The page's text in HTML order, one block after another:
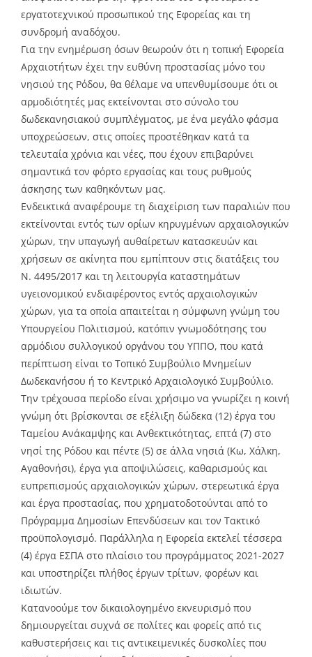
εργατοτεχνικού προσωπικού της Εφορείας και τη
συνδρομή αναδόχου.
Για την ενημέρωση όσων θεωρούν ότι η τοπική Εφορεία
Αρχαιοτήτων έχει την ευθύνη προστασίας μόνο του
νησιού της Ρόδου, θα θέλαμε να υπενθυμίσουμε ότι οι
αρμοδιότητές μας εκτείνονται στο σύνολο του
δωδεκανησιακού συμπλέγματος, με ένα μεγάλο φάσμα
υποχρεώσεων, στις οποίες προστέθηκαν κατά τα
τελευταία χρόνια και νέες, που έχουν επιβαρύνει
σημαντικά τον φόρτο εργασίας και τους ρυθμούς
άσκησης των καθηκόντων μας.
Ενδεικτικά αναφέρουμε τη διαχείριση των παραλιών που
εκτείνονται εντός των ορίων κηρυγμένων αρχαιολογικών
χώρων, την υπαγωγή αυθαίρετων κατασκευών και
χρήσεων σε ακίνητα που εμπίπτουν στις διατάξεις του
Ν. 4495/2017 και τη λειτουργία καταστημάτων
υγειονομικού ενδιαφέροντος εντός αρχαιολογικών
χώρων, για τα οποία απαιτείται η σύμφωνη γνώμη του
Υπουργείου Πολιτισμού, κατόπιν γνωμοδότησης του
αρμόδιου συλλογικού οργάνου του ΥΠΠΟ, που κατά
περίπτωση είναι το Τοπικό Συμβούλιο Μνημείων
Δωδεκανήσου ή το Κεντρικό Αρχαιολογικό Συμβούλιο.
Την τρέχουσα περίοδο είναι χρήσιμο να γνωρίζει η κοινή
γνώμη ότι βρίσκονται σε εξέλιξη δώδεκα (12) έργα του
Ταμείου Ανάκαμψης και Ανθεκτικότητας, επτά (7) στο
νησί της Ρόδου και πέντε (5) σε άλλα νησιά (Κω, Χάλκη,
Αγαθονήσι), έργα για αποψιλώσεις, καθαρισμούς και
ευπρεπισμούς αρχαιολογικών χώρων, στερεωτικά έργα
και έργα προστασίας, που χρηματοδοτούνται από το
Πρόγραμμα Δημοσίων Επενδύσεων και τον Τακτικό
προϋπολογισμό. Παράλληλα η Εφορεία εκτελεί τέσσερα
(4) έργα ΕΣΠΑ στο πλαίσιο του προγράμματος 2021-2027
και υποστηρίζει πλήθος έργων τρίτων, φορέων και
ιδιωτών.
Κατανοούμε τον δικαιολογημένο εκνευρισμό που
δημιουργείται συχνά σε πολίτες και φορείς από τις
καθυστερήσεις και τις αντικειμενικές δυσκολίες που